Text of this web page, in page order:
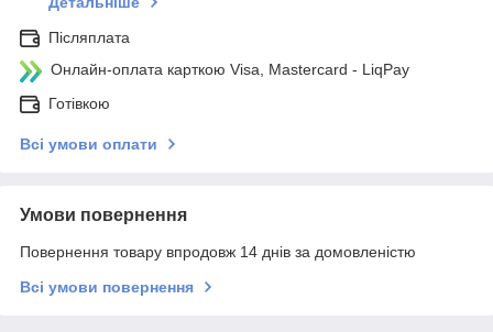
Післяплата
Онлайн-оплата карткою Visa, Mastercard - LiqPay
Готівкою
Всі умови оплати
Умови повернення
Повернення товару впродовж 14 днів за домовленістю
Всі умови повернення